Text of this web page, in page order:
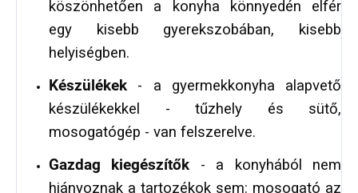
köszönhetően a konyha könnyedén elfér
egy kisebb gyerekszobában, kisebb
helyiségben.
Készülékek - a gyermekkonyha alapvető
készülékekkel - tűzhely és sütő,
mosogatógép - van felszerelve.
Gazdag kiegészítők - a konyhából nem
hiányoznak a tartozékok sem: mosogató az